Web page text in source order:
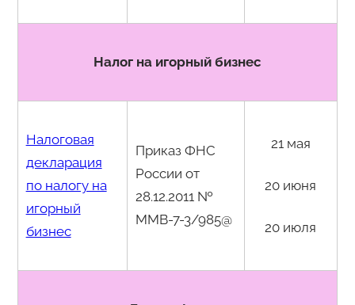
Налог на игорный бизнес
Налоговая
декларация
по налогу на
игорный
бизнес
Приказ ФНС
России от
28.12.2011 №
ММВ-7-3/985@
21 мая
20 июня
20 июля